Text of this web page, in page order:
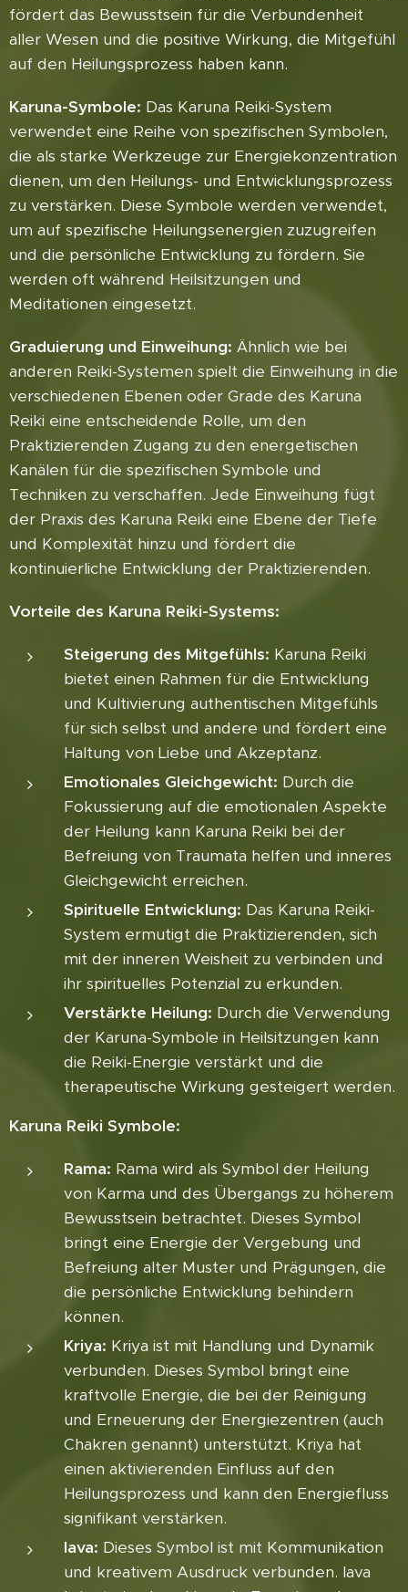
fördert das Bewusstsein für die Verbundenheit
aller Wesen und die positive Wirkung, die Mitgefühl
auf den Heilungsprozess haben kann.
Karuna-Symbole: Das Karuna Reiki-System
verwendet eine Reihe von spezifischen Symbolen,
die als starke Werkzeuge zur Energiekonzentration
dienen, um den Heilungs- und Entwicklungsprozess
zu verstärken. Diese Symbole werden verwendet,
um auf spezifische Heilungsenergien zuzugreifen
und die persönliche Entwicklung zu fördern. Sie
werden oft während Heilsitzungen und
Meditationen eingesetzt.
Graduierung und Einweihung: Ähnlich wie bei
anderen Reiki-Systemen spielt die Einweihung in die
verschiedenen Ebenen oder Grade des Karuna
Reiki eine entscheidende Rolle, um den
Praktizierenden Zugang zu den energetischen
Kanälen für die spezifischen Symbole und
Techniken zu verschaffen. Jede Einweihung fügt
der Praxis des Karuna Reiki eine Ebene der Tiefe
und Komplexität hinzu und fördert die
kontinuierliche Entwicklung der Praktizierenden.
Vorteile des Karuna Reiki-Systems:
Steigerung des Mitgefühls: Karuna Reiki
bietet einen Rahmen für die Entwicklung
und Kultivierung authentischen Mitgefühls
für sich selbst und andere und fördert eine
Haltung von Liebe und Akzeptanz.
Emotionales Gleichgewicht: Durch die
Fokussierung auf die emotionalen Aspekte
der Heilung kann Karuna Reiki bei der
Befreiung von Traumata helfen und inneres
Gleichgewicht erreichen.
Spirituelle Entwicklung: Das Karuna Reiki-
System ermutigt die Praktizierenden, sich
mit der inneren Weisheit zu verbinden und
ihr spirituelles Potenzial zu erkunden.
Verstärkte Heilung: Durch die Verwendung
der Karuna-Symbole in Heilsitzungen kann
die Reiki-Energie verstärkt und die
therapeutische Wirkung gesteigert werden.
Karuna Reiki Symbole:
Rama: Rama wird als Symbol der Heilung
von Karma und des Übergangs zu höherem
Bewusstsein betrachtet. Dieses Symbol
bringt eine Energie der Vergebung und
Befreiung alter Muster und Prägungen, die
die persönliche Entwicklung behindern
können.
Kriya: Kriya ist mit Handlung und Dynamik
verbunden. Dieses Symbol bringt eine
kraftvolle Energie, die bei der Reinigung
und Erneuerung der Energiezentren (auch
Chakren genannt) unterstützt. Kriya hat
einen aktivierenden Einfluss auf den
Heilungsprozess und kann den Energiefluss
signifikant verstärken.
Iava: Dieses Symbol ist mit Kommunikation
und kreativem Ausdruck verbunden. Iava